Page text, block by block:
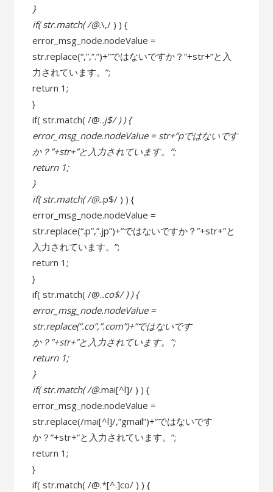
}
if( str.match( /@.\,/ ) ) {
error_msg_node.nodeValue =
str.replace(“,”,”.”)+”ではないですか？”+str+”と入
力されています。”;
return 1;
}
if( str.match( /@..j$/ ) ) {
error_msg_node.nodeValue = str+”pではないです
か？”+str+”と入力されています。”;
return 1;
}
if( str.match( /@..p$/ ) ) {
error_msg_node.nodeValue =
str.replace(“.p”,”.jp”)+”ではないですか？”+str+”と
入力されています。”;
return 1;
}
if( str.match( /@..co$/ ) ) {
error_msg_node.nodeValue =
str.replace(“.co”,”.com”)+”ではないです
か？”+str+”と入力されています。”;
return 1;
}
if( str.match( /@.mai[^l]/ ) ) {
error_msg_node.nodeValue =
str.replace(/mai[^l]/,”gmail”)+”ではないです
か？”+str+”と入力されています。”;
return 1;
}
if( str.match( /@.*[^.]co/ ) ) {